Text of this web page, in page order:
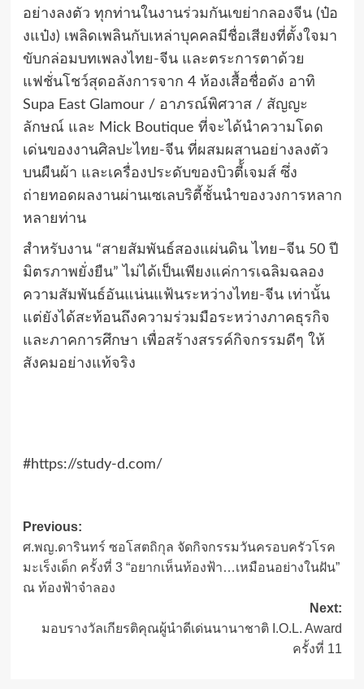
อย่างลงตัว ทุกท่านในงานร่วมกันเขย่ากลองจีน (ป๋อ
งแป๋ง) เพลิดเพลินกับเหล่าบุคคลมีชื่อเสียงที่ตั้งใจมา
ขับกล่อมบทเพลงไทย-จีน และตระการตาด้วย
แฟชั่นโชว์สุดอลังการจาก 4 ห้องเสื้อชื่อดัง อาทิ
Supa East Glamour / อาภรณ์พิศวาส / สัญญะ
ลักษณ์ และ Mick Boutique ที่จะได้นำความโดด
เด่นของงานศิลปะไทย-จีน ที่ผสมผสานอย่างลงตัว
บนผืนผ้า และเครื่องประดับของบิวตี้้เจมส์ ซึ่ง
ถ่ายทอดผลงานผ่านเซเลบริตี้ชั้นนำของวงการหลาก
หลายท่าน
สำหรับงาน “สายสัมพันธ์สองแผ่นดิน ไทย–จีน 50 ปี
มิตรภาพยั่งยืน” ไม่ได้เป็นเพียงแค่การเฉลิมฉลอง
ความสัมพันธ์อันแน่นแฟ้นระหว่างไทย-จีน เท่านั้น
แต่ยังได้สะท้อนถึงความร่วมมือระหว่างภาคธุรกิจ
และภาคการศึกษา เพื่อสร้างสรรค์กิจกรรมดีๆ ให้
สังคมอย่างแท้จริง
#https://study-d.com/
Post
navigation
Previous:
ศ.พญ.ดารินทร์ ซอโสตถิกุล จัดกิจกรรมวันครอบครัวโรค
มะเร็งเด็ก ครั้งที่ 3 “อยากเห็นท้องฟ้า…เหมือนอย่างในฝัน”
ณ ท้องฟ้าจำลอง
Next:
มอบรางวัลเกียรติคุณผู้นำดีเด่นนานาชาติ I.O.L. Award
ครั้งที่ 11